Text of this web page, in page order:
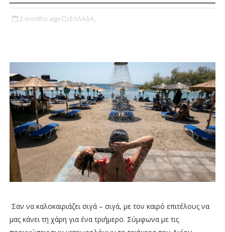
2 months ago ΕΛΛΑΔΑ,
Σαν να καλοκαιριάζει σιγά – σιγά, με τον καιρό επιτέλους να
μας κάνει τη χάρη για ένα τριήμερο. Σύμφωνα με τις